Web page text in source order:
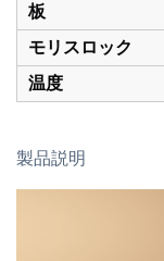
板
モリスロック
温度
製品説明